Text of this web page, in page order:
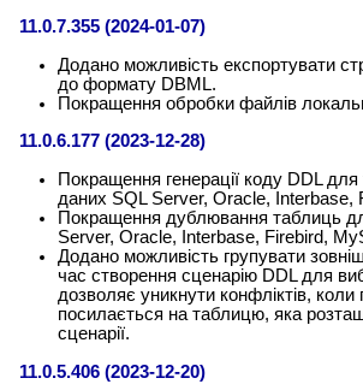
11.0.7.355 (2024-01-07)
Додано можливість експортувати
до формату DBML.
Покращення обробки файлів
11.0.6.177 (2023-12-28)
Покращення генерації коду DDL
даних SQL Server, Oracle, Interbase,
Покращення дублювання таблиць
Server, Oracle, Interbase, Firebird,
Додано можливість групувати
час створення сценарію DDL для
дозволяє уникнути конфліктів,
посилається на таблицю, яка
сценарії.
11.0.5.406 (2023-12-20)